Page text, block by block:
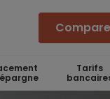
Tarifs